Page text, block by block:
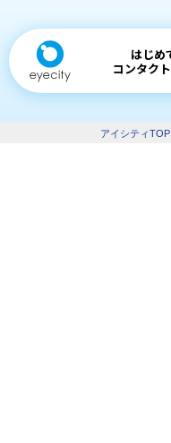
はじめ
コンタク
アイシティTOP